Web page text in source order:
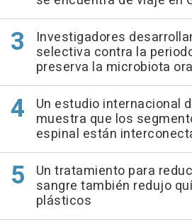
Investigadores
selectiva contra la
preserva la microbiota
Un estudio internacional
muestra que los
espinal están
Un tratamiento para
sangre también redujo
plásticos